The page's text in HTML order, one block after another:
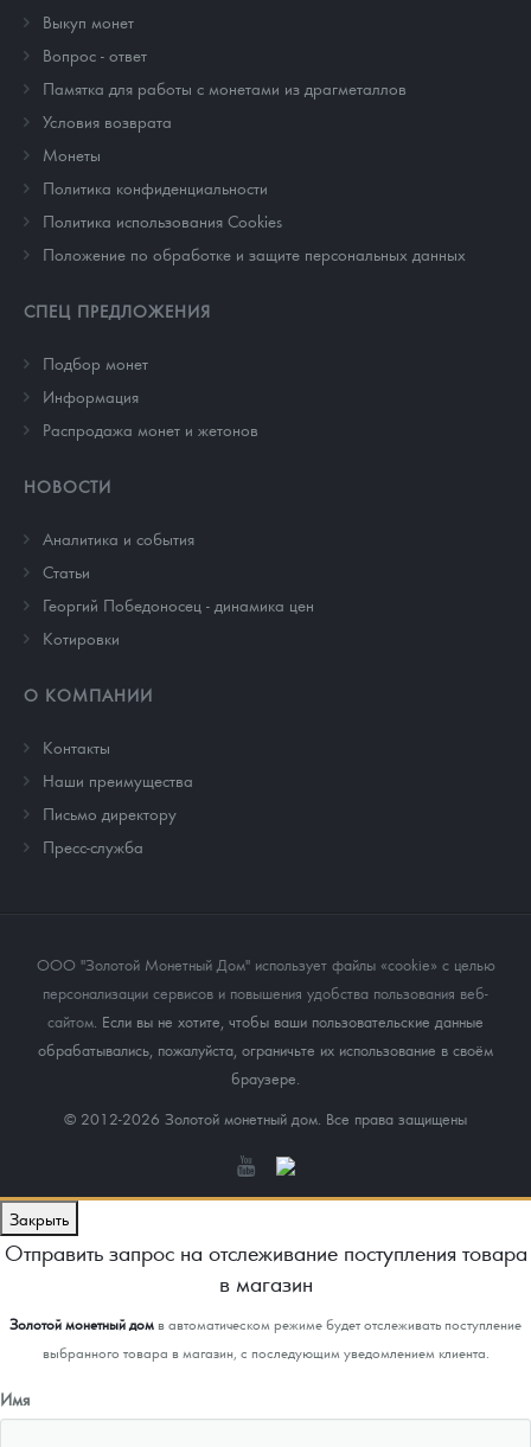
Выкуп монет
Вопрос - ответ
Памятка для работы с монетами из драгметаллов
Условия возврата
Монеты
Политика конфиденциальности
Политика использования Cookies
Положение по обработке и защите персональных данных
СПЕЦ ПРЕДЛОЖЕНИЯ
Подбор монет
Информация
Распродажа монет и жетонов
НОВОСТИ
Аналитика и события
Cтатьи
Георгий Победоносец - динамика цен
Котировки
О КОМПАНИИ
Контакты
Наши преимущества
Письмо директору
Пресс-служба
ООО "Золотой Монетный Дом" использует файлы «cookie» с целью
персонализации сервисов и повышения удобства пользования веб-
сайтом . Если вы не хотите, чтобы ваши пользовательские данные
обрабатывались, пожалуйста, ограничьте их использование в своём
браузере.
© 2012-2026 Золотой монетный дом. Все права защищены
Закрыть
Отправить запрос на отслеживание поступления товара
в магазин
Золотой монетный домв автоматическом режиме будет отслеживать поступление
выбранного товара в магазин, с последующим уведомлением клиента.
Имя